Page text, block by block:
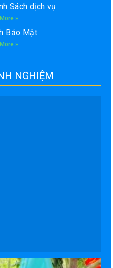
Sách dịch vụ
»
Bảo Mật
»
NGHIỆM